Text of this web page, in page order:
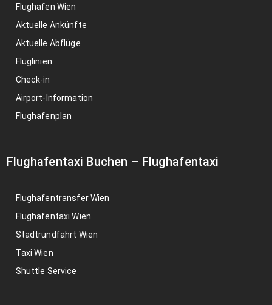
Flughafen Wien
Aktuelle Ankünfte
Aktuelle Abflüge
Fluglinien
Check-in
Airport-Information
Flughafenplan
Flughafentaxi Buchen – Flughafentaxi
Flughafentransfer Wien
Flughafentaxi Wien
Stadtrundfahrt Wien
Taxi Wien
Shuttle Service